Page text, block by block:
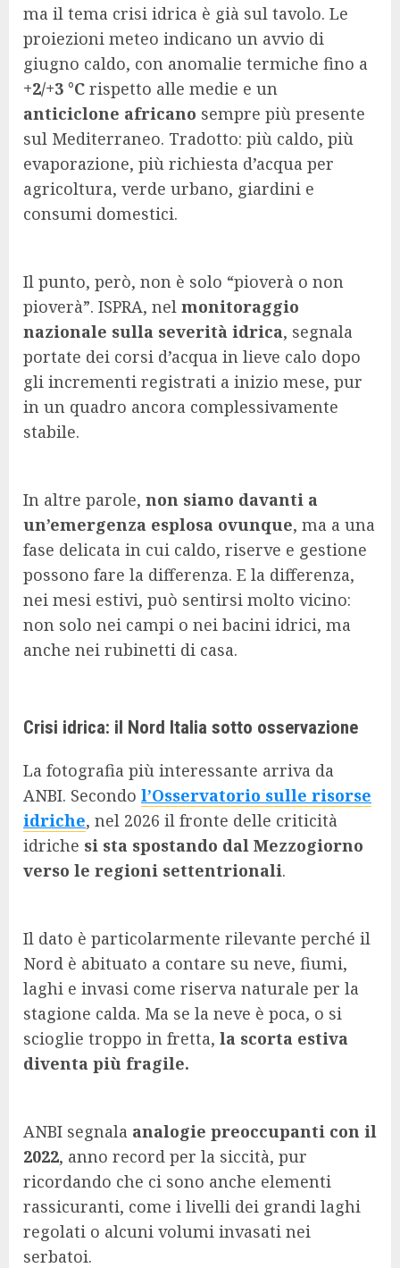
ma il tema crisi idrica è già sul tavolo. Le
proiezioni meteo indicano un avvio di
giugno caldo, con anomalie termiche fino a
+2/+3 °C rispetto alle medie e un
anticiclone africano sempre più presente
sul Mediterraneo. Tradotto: più caldo, più
evaporazione, più richiesta d’acqua per
agricoltura, verde urbano, giardini e
consumi domestici.
Il punto, però, non è solo “pioverà o non
pioverà”. ISPRA, nel monitoraggio
nazionale sulla severità idrica, segnala
portate dei corsi d’acqua in lieve calo dopo
gli incrementi registrati a inizio mese, pur
in un quadro ancora complessivamente
stabile.
In altre parole, non siamo davanti a
un’emergenza esplosa ovunque, ma a una
fase delicata in cui caldo, riserve e gestione
possono fare la differenza. E la differenza,
nei mesi estivi, può sentirsi molto vicino:
non solo nei campi o nei bacini idrici, ma
anche nei rubinetti di casa.
Crisi idrica: il Nord Italia sotto osservazione
La fotografia più interessante arriva da
ANBI. Secondo l’Osservatorio sulle risorse
idriche, nel 2026 il fronte delle criticità
idriche si sta spostando dal Mezzogiorno
verso le regioni settentrionali.
Il dato è particolarmente rilevante perché il
Nord è abituato a contare su neve, fiumi,
laghi e invasi come riserva naturale per la
stagione calda. Ma se la neve è poca, o si
scioglie troppo in fretta, la scorta estiva
diventa più fragile.
ANBI segnala analogie preoccupanti con il
2022, anno record per la siccità, pur
ricordando che ci sono anche elementi
rassicuranti, come i livelli dei grandi laghi
regolati o alcuni volumi invasati nei
serbatoi.